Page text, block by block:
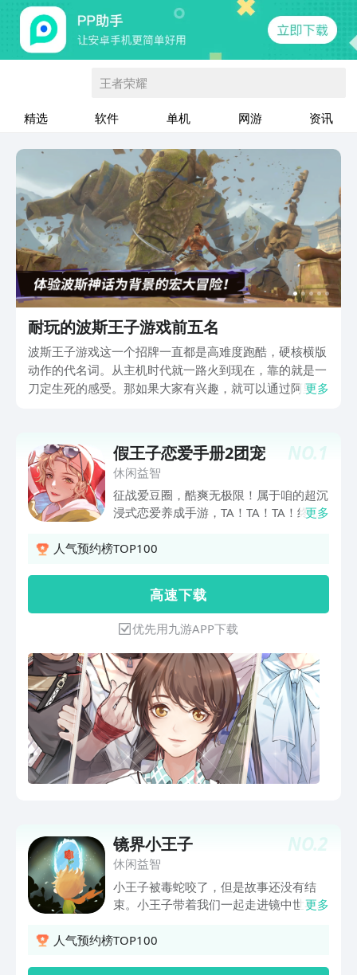
王者荣耀
精选 软件 单机 网游 资讯
耐玩的波斯王子游戏前五名
波斯王子游戏这一个招牌一直都是高难度跑酷，硬核横版
动作的代名词。从主机时代就一路火到现在，靠的就是一
刀定生死的感受。那如果大家有兴趣，就可以通过阿里巴
只要登录就会送券，还有5折月卡，0元首充等福利。
更多
NO.1
假王子恋爱手册2团宠
休闲益智
征战爱豆圈，酷爽无极限！属于咱的超沉
浸式恋爱养成手游，TA！TA！TA！终于
噢！>>>>现在就来开启你的独特追星之
情！追星赢家就是你！Step 03甜蜜沙雕
巨好玩！高能支线爽结局！请注意！这不
是演习！想来一场“独一份的团宠恋爱体
验”？那就来玩我们的《假王子恋爱手册
2：团宠上线》！
更多
人气预约榜TOP100
高 速 下 载
优先用九游APP下载
NO.2
镜界小王子
休闲益智
小王子被毒蛇咬了，但是故事还没有结
束。小王子带着我们一起走进镜中世界，
更多
人气预约榜TOP100